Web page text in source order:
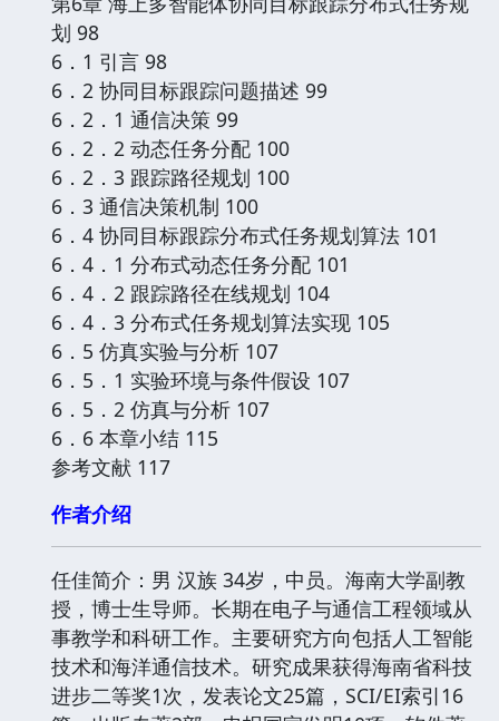
划 98
6．1 引言 98
6．2 协同目标跟踪问题描述 99
6．2．1 通信决策 99
6．2．2 动态任务分配 100
6．2．3 跟踪路径规划 100
6．3 通信决策机制 100
6．4 协同目标跟踪分布式任务规划算法 101
6．4．1 分布式动态任务分配 101
6．4．2 跟踪路径在线规划 104
6．4．3 分布式任务规划算法实现 105
6．5 仿真实验与分析 107
6．5．1 实验环境与条件假设 107
6．5．2 仿真与分析 107
6．6 本章小结 115
参考文献 117
作者介绍
任佳简介：男 汉族 34岁，中员。海南大学副教
授，博士生导师。长期在电子与通信工程领域从
事教学和科研工作。主要研究方向包括人工智能
技术和海洋通信技术。研究成果获得海南省科技
进步二等奖1次，发表论文25篇，SCI/EI索引16